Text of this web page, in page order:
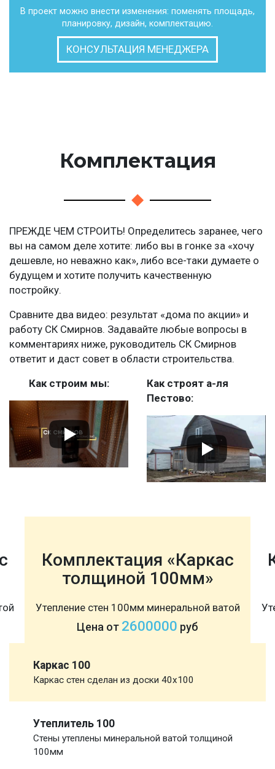
В проект можно внести изменения: поменять площадь,
планировку, дизайн, комплектацию.
КОНСУЛЬТАЦИЯ МЕНЕДЖЕРА
Комплектация
ПРЕЖДЕ ЧЕМ СТРОИТЬ! Определитесь заранее, чего
вы на самом деле хотите: либо вы в гонке за «хочу
дешевле, но неважно как», либо все-таки думаете о
будущем и хотите получить качественную
постройку.
Сравните два видео: результат «дома по акции» и
работу СК Смирнов. Задавайте любые вопросы в
комментариях ниже, руководитель СК Смирнов
ответит и даст совет в области строительства.
Как строим мы:
Как строят а-ля
Пестово:
Комплектация «Каркас
толщиной 100мм»
Утепление стен 100мм минеральной ватой
Цена от 2600000 руб
Каркас 100
Каркас стен сделан из доски 40х100
Утеплитель 100
Стены утеплены минеральной ватой толщиной
100мм